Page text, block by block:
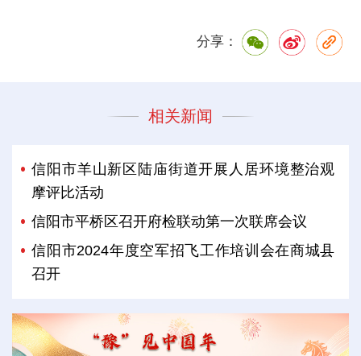
分享：
相关新闻
信阳市羊山新区陆庙街道开展人居环境整治观
摩评比活动
信阳市平桥区召开府检联动第一次联席会议
信阳市2024年度空军招飞工作培训会在商城县
召开